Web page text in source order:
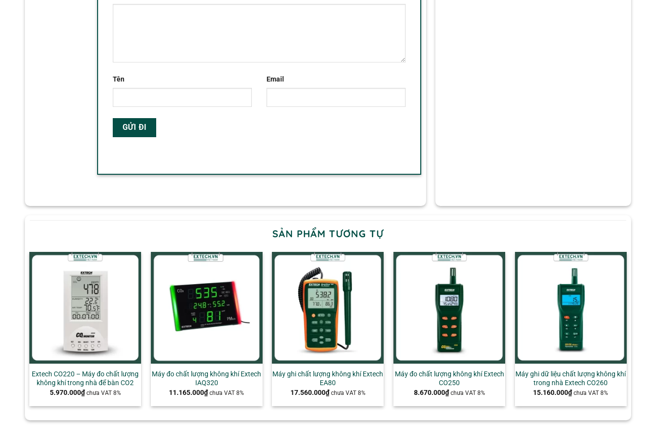
Tên Email
SẢN PHẨM TƯƠNG TỰ
Extech CO220 – Máy đo chất lượng
không khí trong nhà để bàn CO2
5.970.000₫ chưa VAT 8%
Máy đo chất lượng không khí Extech
IAQ320
11.165.000₫ chưa VAT 8%
Máy ghi chất lượng không khí Extech
EA80
17.560.000₫ chưa VAT 8%
Máy đo chất lượng không khí Extech
CO250
8.670.000₫ chưa VAT 8%
Máy ghi dữ liệu chất lượng không khí
trong nhà Extech CO260
15.160.000₫ chưa VAT 8%